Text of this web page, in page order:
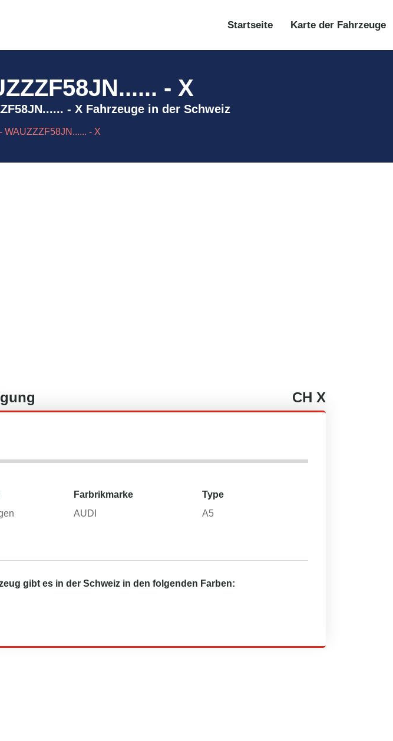
Startseite Karte der Fahrzeuge
- X
- X Fahrzeuge in der Schweiz
WAUZZZF58JN...... - X
CH X
Farbrikmarke
AUDI
Type
A5
gibt es in der Schweiz in den folgenden Farben: